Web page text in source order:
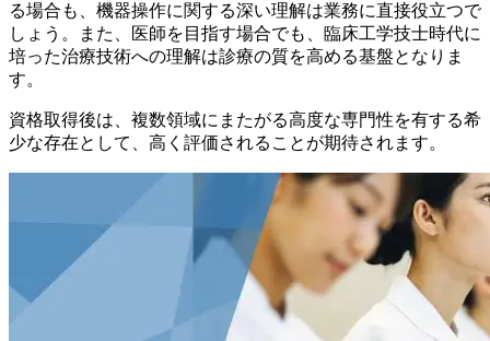
る場合も、機器操作に関する深い理解は業務に直接役立つで
しょう。また、医師を目指す場合でも、臨床工学技士時代に
培った治療技術への理解は診療の質を高める基盤となりま
す。
資格取得後は、複数領域にまたがる高度な専門性を有する希
少な存在として、高く評価されることが期待されます。